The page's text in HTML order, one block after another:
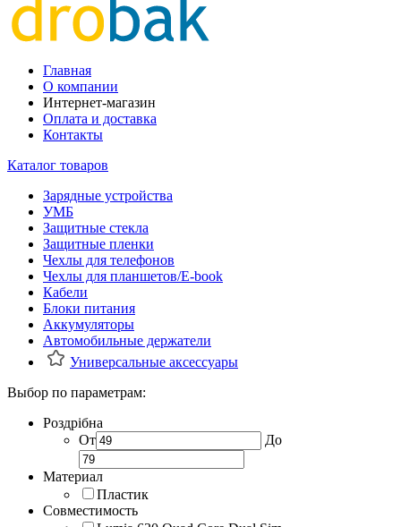
Главная
О компании
Интернет-магазин
Оплата и доставка
Контакты
Каталог товаров
Зарядные устройства
УМБ
Защитные стекла
Защитные пленки
Чехлы для телефонов
Чехлы для планшетов/E-book
Кабели
Блоки питания
Аккумуляторы
Автомобильные держатели
Универсальные аксессуары
Выбор по параметрам:
Роздрібна
От
До
Материал
Пластик
Совместимость